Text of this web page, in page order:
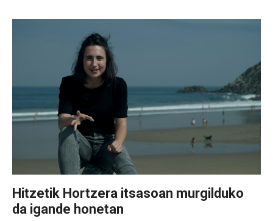
Hitzetik Hortzera itsasoan murgilduko
da igande honetan